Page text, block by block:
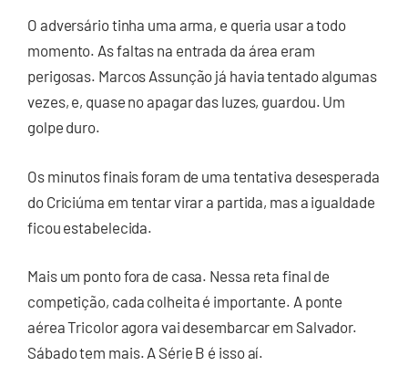
O adversário tinha uma arma, e queria usar a todo
momento. As faltas na entrada da área eram
perigosas. Marcos Assunção já havia tentado algumas
vezes, e, quase no apagar das luzes, guardou. Um
golpe duro.
Os minutos finais foram de uma tentativa desesperada
do Criciúma em tentar virar a partida, mas a igualdade
ficou estabelecida.
Mais um ponto fora de casa. Nessa reta final de
competição, cada colheita é importante. A ponte
aérea Tricolor agora vai desembarcar em Salvador.
Sábado tem mais. A Série B é isso aí.